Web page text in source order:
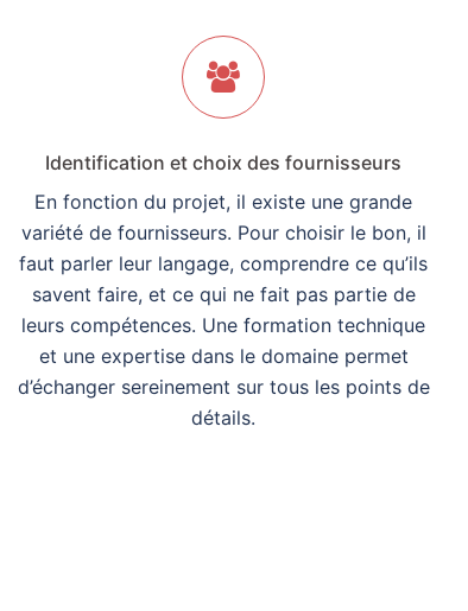
Identification et choix des fournisseurs
En fonction du projet, il existe une grande
variété de fournisseurs. Pour choisir le bon, il
faut parler leur langage, comprendre ce qu’ils
savent faire, et ce qui ne fait pas partie de
leurs compétences. Une formation technique
et une expertise dans le domaine permet
d’échanger sereinement sur tous les points de
détails.